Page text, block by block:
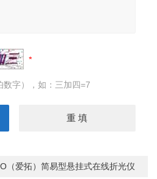
字），如：三加四=7
（爱拓）简易型悬挂式在线折光仪